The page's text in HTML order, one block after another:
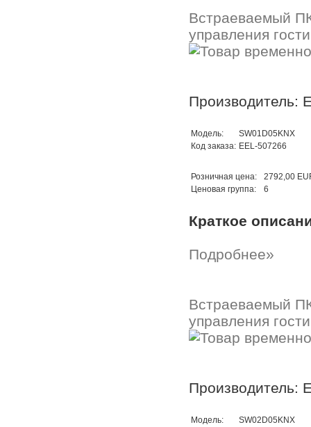
Встраеваемый
управления
Производитель:
Модель:
SW01D05KNX
Код заказа: EEL-507266
Розничная цена:
2792,00
Ценовая группа:
6
Краткое
Подробнее»
Встраеваемый
управления
Производитель:
Модель:
SW02D05KNX